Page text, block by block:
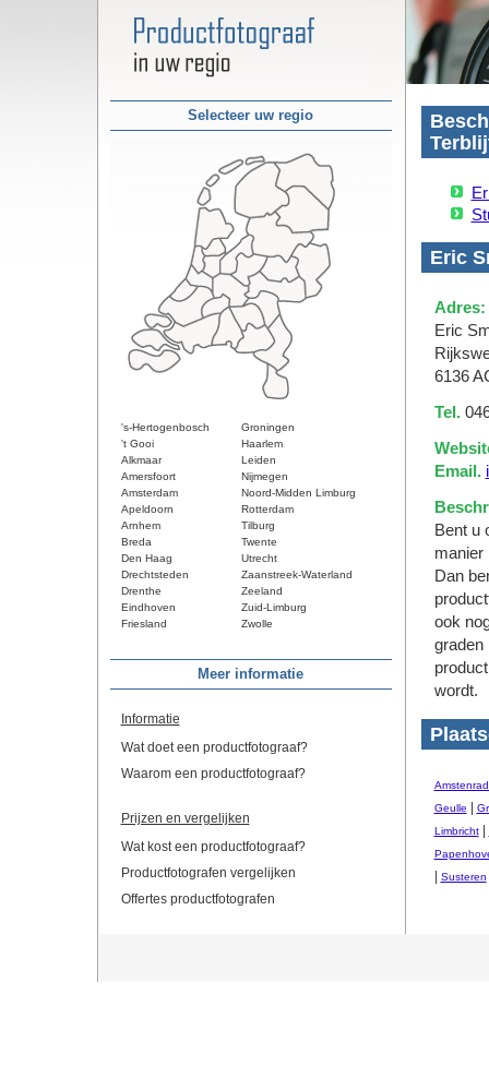
Selecteer uw regio
's-Hertogenbosch
Groningen
't Gooi
Haarlem
Alkmaar
Leiden
Amersfoort
Nijmegen
Amsterdam
Noord-Midden Limburg
Apeldoorn
Rotterdam
Arnhem
Tilburg
Breda
Twente
Den Haag
Utrecht
Drechtsteden
Zaanstreek-Waterland
Drenthe
Zeeland
Eindhoven
Zuid-Limburg
Friesland
Zwolle
Meer informatie
Informatie
Wat doet een productfotograaf?
Waarom een productfotograaf?
Prijzen en vergelijken
Wat kost een productfotograaf?
Productfotografen vergelijken
Offertes productfotografen
Eric
Adres:
Eric
6136
Tel.
Email.
Bent u
manier
Dan
ook
graden
wordt.
Geulle
Limbricht|
Susteren